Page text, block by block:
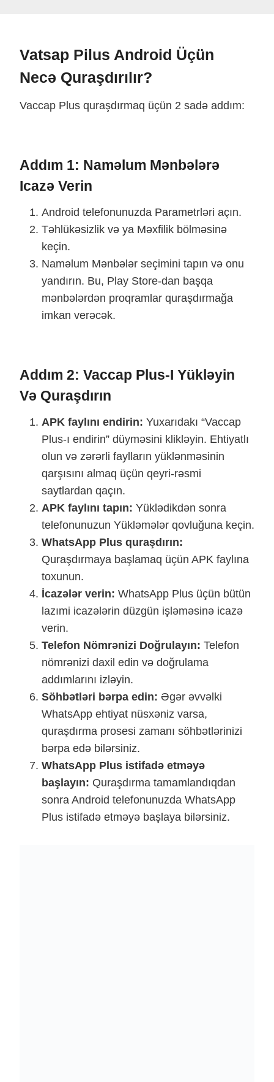
Vatsap Pilus Android Üçün
Necə Quraşdırılır?
Vaccap Plus quraşdırmaq üçün 2 sadə addım:
Addım 1: Naməlum Mənbələrə
Icazə Verin
Android telefonunuzda Parametrləri açın.
Təhlükəsizlik və ya Məxfilik bölməsinə
keçin.
Naməlum Mənbələr seçimini tapın və onu
yandırın. Bu, Play Store-dan başqa
mənbələrdən proqramlar quraşdırmağa
imkan verəcək.
Addım 2: Vaccap Plus-I Yükləyin
Və Quraşdırın
APK faylını endirin: Yuxarıdakı “Vaccap
Plus-ı endirin” düyməsini klikləyin. Ehtiyatlı
olun və zərərli faylların yüklənməsinin
qarşısını almaq üçün qeyri-rəsmi
saytlardan qaçın.
APK faylını tapın: Yüklədikdən sonra
telefonunuzun Yükləmələr qovluğuna keçin.
WhatsApp Plus quraşdırın:
Quraşdırmaya başlamaq üçün APK faylına
toxunun.
İcazələr verin: WhatsApp Plus üçün bütün
lazımi icazələrin düzgün işləməsinə icazə
verin.
Telefon Nömrənizi Doğrulayın: Telefon
nömrənizi daxil edin və doğrulama
addımlarını izləyin.
Söhbətləri bərpa edin: Əgər əvvəlki
WhatsApp ehtiyat nüsxəniz varsa,
quraşdırma prosesi zamanı söhbətlərinizi
bərpa edə bilərsiniz.
WhatsApp Plus istifadə etməyə
başlayın: Quraşdırma tamamlandıqdan
sonra Android telefonunuzda WhatsApp
Plus istifadə etməyə başlaya bilərsiniz.